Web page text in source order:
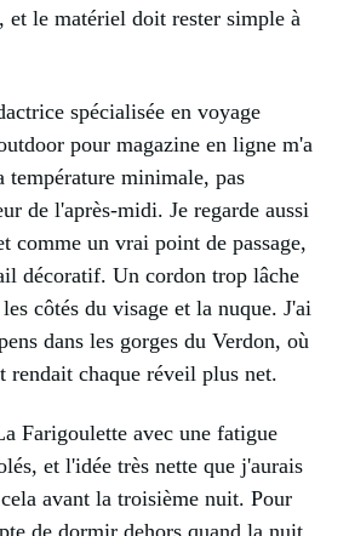
et le matériel doit rester simple à
spécialisée en voyage
pour magazine en ligne m'a
température minimale, pas
de l'après-midi. Je regarde aussi
comme un vrai point de passage,
décoratif. Un cordon trop lâche
côtés du visage et la nuque. J'ai
dans les gorges du Verdon, où
rendait chaque réveil plus net.
Farigoulette avec une fatigue
et l'idée très nette que j'aurais
avant la troisième nuit. Pour